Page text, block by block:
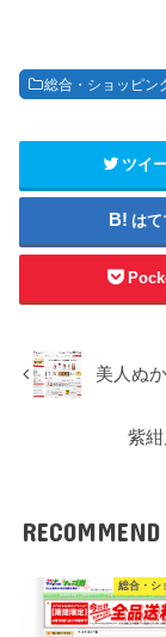
総合・ショッピン
ツイ
はて
美人ぬ
紫
RECOMMEND
総合・シ